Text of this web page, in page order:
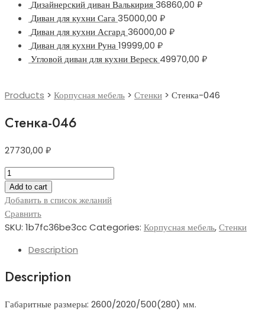
Дизайнерский диван Валькирия36860,00 ₽
Диван для кухни Сага35000,00 ₽
Диван для кухни Асгард36000,00 ₽
Диван для кухни Руна19999,00 ₽
Угловой диван для кухни Вереск 49970,00 ₽
Products > Корпусная мебель > Стенки > Стенка-046
Стенка-046
27730,00 ₽
Стенка-046
quantity
Add to cart
Добавить в список желаний
Сравнить
SKU: 1b7fc36be3ccCategories: Корпусная мебель,Стенки
Description
Description
Габаритные размеры: 2600/2020/500(280) мм.